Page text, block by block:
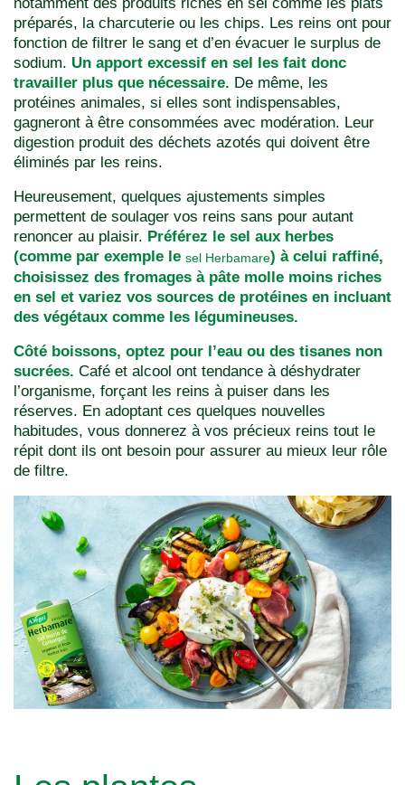
préparés, la charcuterie ou les chips. Les reins ont pour
fonction de filtrer le sang et d’en évacuer le surplus de
sodium. Un apport excessif en sel les fait donc
travailler plus que nécessaire. De même, les
protéines animales, si elles sont indispensables,
gagneront à être consommées avec modération. Leur
digestion produit des déchets azotés qui doivent être
éliminés par les reins.
Heureusement, quelques ajustements simples
permettent de soulager vos reins sans pour autant
renoncer au plaisir. Préférez le sel aux herbes
(comme par exemple le sel Herbamare) à celui raffiné,
choisissez des fromages à pâte molle moins riches
en sel et variez vos sources de protéines en incluant
des végétaux comme les légumineuses.
Côté boissons, optez pour l’eau ou des tisanes non
sucrées. Café et alcool ont tendance à déshydrater
l’organisme, forçant les reins à puiser dans les
réserves. En adoptant ces quelques nouvelles
habitudes, vous donnerez à vos précieux reins tout le
répit dont ils ont besoin pour assurer au mieux leur rôle
de filtre.